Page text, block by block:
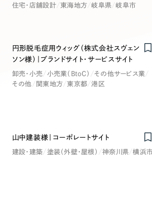
建設・建築
観光・レジャー
広告・メディア・放送 不
住宅・店舗設計
東海地方 岐阜県 岐阜市
円形脱毛症用ウィッグ（株式会社スヴェン
ソン様）｜ブランドサイト・サービスサイト
卸売・小売 小売業（BtoC）
その他サービス業
その他
関東地方 東京都 港区
山中建装様｜コーポレートサイト
建設・建築 塗装（外壁・屋根） 神奈川県 横浜